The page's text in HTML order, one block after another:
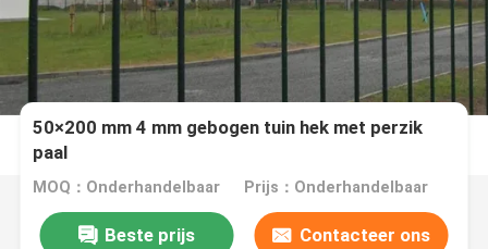
50×200 mm 4 mm gebogen tuin hek met perzik
paal
MOQ：Onderhandelbaar Prijs：Onderhandelbaar
Beste prijs Contacteer ons